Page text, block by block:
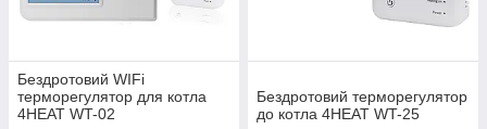
Бездротовий WIFi
терморегулятор для котла
4HEAT WT-02
Бездротовий терморегулятор
до котла 4HEAT WT-25